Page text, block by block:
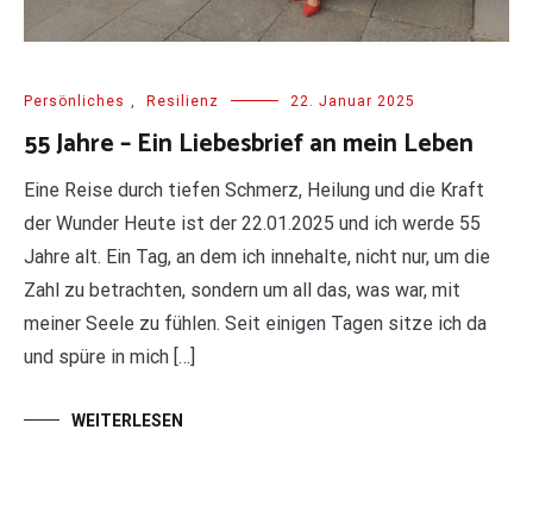
Persönliches , Resilienz 22. Januar 2025
55 Jahre – Ein Liebesbrief an mein Leben
Eine Reise durch tiefen Schmerz, Heilung und die Kraft
der Wunder Heute ist der 22.01.2025 und ich werde 55
Jahre alt. Ein Tag, an dem ich innehalte, nicht nur, um die
Zahl zu betrachten, sondern um all das, was war, mit
meiner Seele zu fühlen. Seit einigen Tagen sitze ich da
und spüre in mich […]
WEITERLESEN